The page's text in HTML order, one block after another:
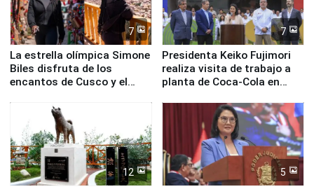
7
La estrella olímpica Simone
Biles disfruta de los
encantos de Cusco y el
7
Presidenta Keiko Fujimori
realiza visita de trabajo a
planta de Coca-Cola en
12 5